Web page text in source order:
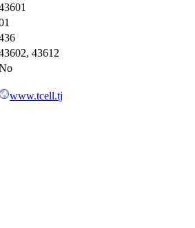
43612
www.tcell.tj